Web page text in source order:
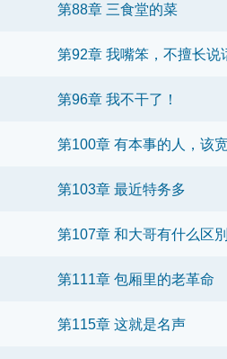
第88章 三食堂的菜
第92章 我嘴笨，不擅长说
第96章 我不干了！
第100章 有本事的人，该
点
第103章 最近特务多
第107章 和大哥有什么区
第111章 包厢里的老革命
第115章 这就是名声